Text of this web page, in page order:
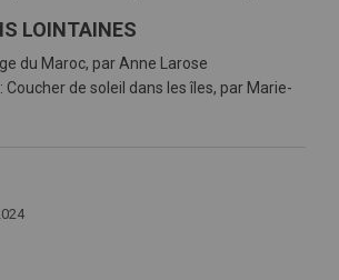
LOINTAINES
du Maroc, par Anne Larose
: Coucher de soleil dans les îles, par Marie-